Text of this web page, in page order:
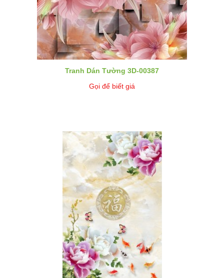
Tranh Dán Tường 3D-00387
Gọi để biết giá